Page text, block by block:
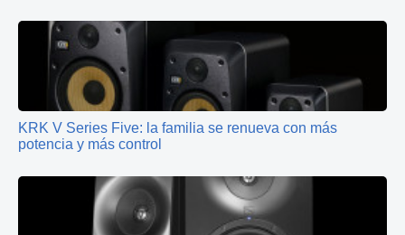
KRK V Series Five: la familia se renueva con más
potencia y más control